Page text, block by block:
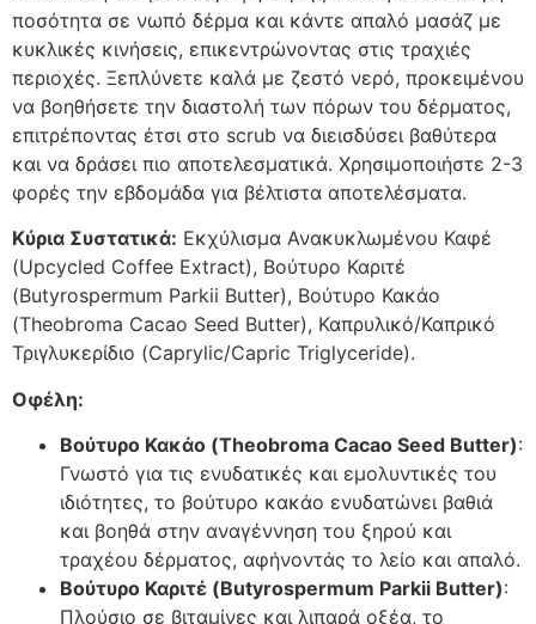
ποσότητα σε νωπό δέρμα και κάντε απαλό μασάζ με
κυκλικές κινήσεις, επικεντρώνοντας στις τραχιές
περιοχές. Ξεπλύνετε καλά με ζεστό νερό, προκειμένου
να βοηθήσετε την διαστολή των πόρων του δέρματος,
επιτρέποντας έτσι στο scrub να διεισδύσει βαθύτερα
και να δράσει πιο αποτελεσματικά. Χρησιμοποιήστε 2-3
φορές την εβδομάδα για βέλτιστα αποτελέσματα.
Κύρια Συστατικά: Εκχύλισμα Ανακυκλωμένου Καφέ
(Upcycled Coffee Extract), Βούτυρο Καριτέ
(Butyrospermum Parkii Butter), Βούτυρο Κακάο
(Theobroma Cacao Seed Butter), Καπρυλικό/Καπρικό
Τριγλυκερίδιο (Caprylic/Capric Triglyceride).
Οφέλη:
Βούτυρο Κακάο (Theobroma Cacao Seed Butter):
Γνωστό για τις ενυδατικές και εμολυντικές του
ιδιότητες, το βούτυρο κακάο ενυδατώνει βαθιά
και βοηθά στην αναγέννηση του ξηρού και
τραχέου δέρματος, αφήνοντάς το λείο και απαλό.
Βούτυρο Καριτέ (Butyrospermum Parkii Butter):
Πλούσιο σε βιταμίνες και λιπαρά οξέα, το